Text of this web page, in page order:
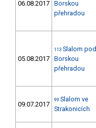
06.08.2017 Borskou
přehradou
05.08.2017
113 Slalom pod
Borskou
přehradou
09.07.2017
99 Slalom ve
Strakonicích